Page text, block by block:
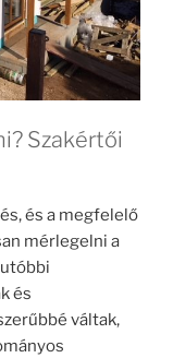
Szakértői
és a megfelelő
mérlegelni a
és
váltak,